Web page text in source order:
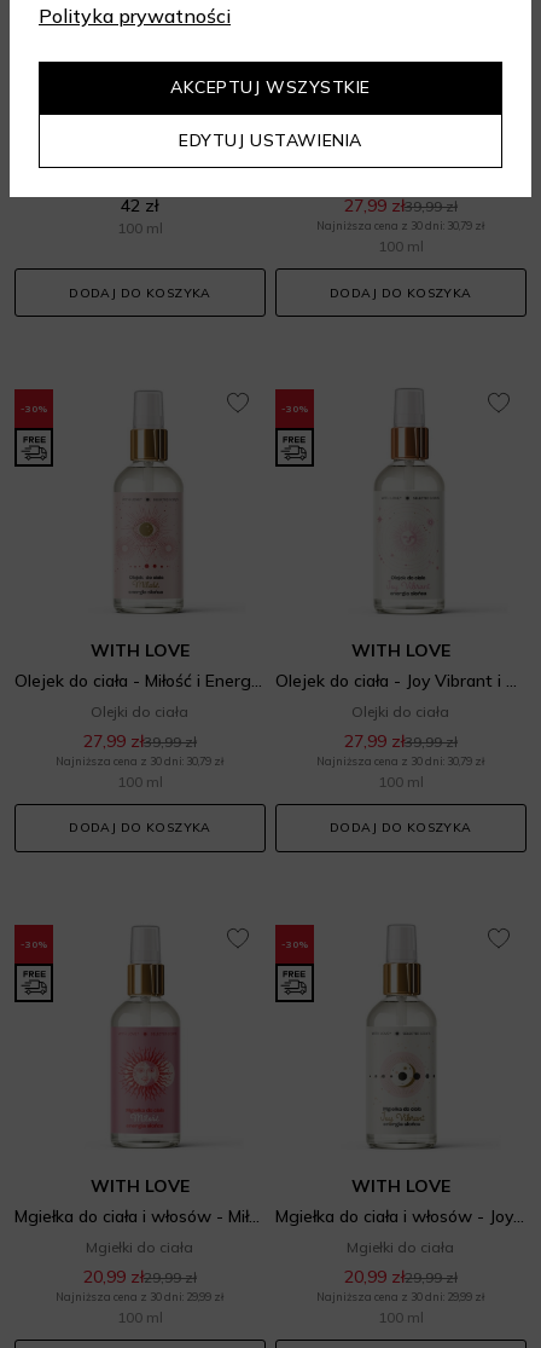
WITH LOVE
Dyfuzor Z Patyczkami Zapachowymi Ochrona Energia Wody
42 zł
100 ml
DODAJ DO KOSZYKA
WITH LOVE
27,99 zł39,99 zł
Najniższa cena z 30 dni: 30,79 zł
100 ml
DODAJ DO KOSZYKA
-30%
WITH LOVE
Olejek do ciała - Miłość i Energia słońca
Olejki do ciała
27,99 zł39,99 zł
Najniższa cena z 30 dni: 30,79 zł
100 ml
DODAJ DO KOSZYKA
-30%
WITH LOVE
Olejek do ciała - Joy Vibrant i Energia słońca
Olejki do ciała
27,99 zł39,99 zł
Najniższa cena z 30 dni: 30,79 zł
100 ml
DODAJ DO KOSZYKA
-30%
WITH LOVE
Mgiełka do ciała i włosów - Miłość i Energia słońca
Mgiełki do ciała
20,99 zł29,99 zł
Najniższa cena z 30 dni: 29,99 zł
100 ml
-30%
WITH LOVE
Mgiełka do ciała i włosów - Joy Vibrant i Energia słońca
Mgiełki do ciała
20,99 zł29,99 zł
Najniższa cena z 30 dni: 29,99 zł
100 ml
Polityka prywatności
EDYTUJ USTAWIENIA
AKCEPTUJ WSZYSTKIE